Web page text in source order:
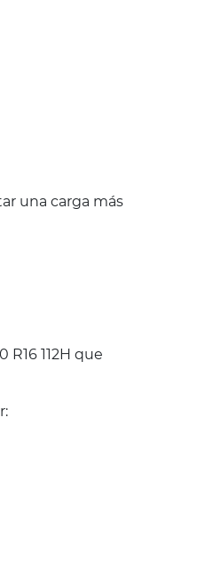
una carga más
112H que